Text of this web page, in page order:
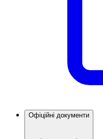
Офіційні документи